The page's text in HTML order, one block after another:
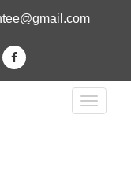
Toggle
Navigation